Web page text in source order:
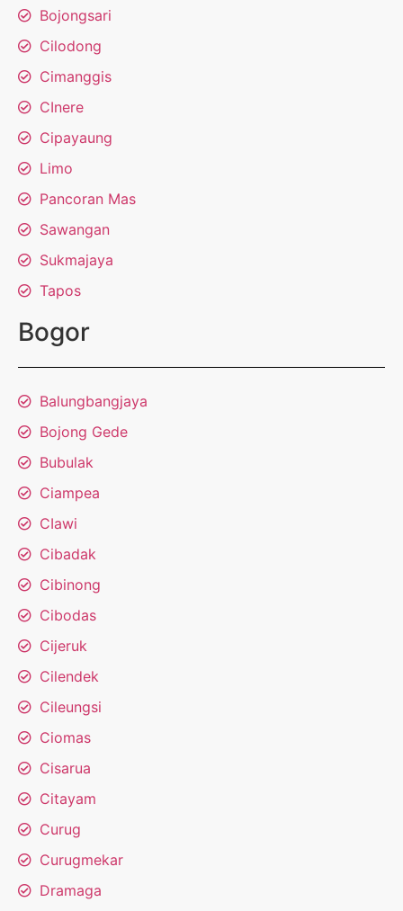
Bojongsari
Cilodong
Cimanggis
CInere
Cipayaung
Limo
Pancoran Mas
Sawangan
Sukmajaya
Tapos
Bogor
Balungbangjaya
Bojong Gede
Bubulak
Ciampea
CIawi
Cibadak
Cibinong
Cibodas
Cijeruk
Cilendek
Cileungsi
Ciomas
Cisarua
Citayam
Curug
Curugmekar
Dramaga